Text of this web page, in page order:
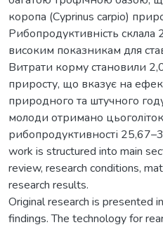
коропа (Cyprinus carpio)
Рибопродуктивність
високим показникам для
Витрати корму становили
приросту, що вказує на
природного та штучного
молоди отримано
рибопродуктивності
work is structured into main
review, research conditions,
research results.
Original research is presented
findings. The technology for